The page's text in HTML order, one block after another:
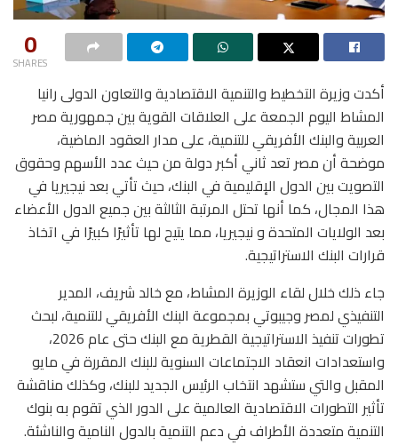
0
SHARES
أكدت وزيرة التخطيط والتنمية الاقتصادية والتعاون الدولى رانيا
المشاط اليوم الجمعة على العلاقات القوية بين جمهورية مصر
العربية والبنك الأفريقي للتنمية، على مدار العقود الماضية،
موضحة أن مصر تعد ثاني أكبر دولة من حيث عدد الأسهم وحقوق
التصويت بين الدول الإقليمية في البنك، حيث تأتي بعد نيجيريا في
هذا المجال، كما أنها تحتل المرتبة الثالثة بين جميع الدول الأعضاء
بعد الولايات المتحدة و نيجيريا، مما يتيح لها تأثيرًا كبيرًا في اتخاذ
قرارات البنك الاستراتيجية.
جاء ذلك خلال لقاء الوزيرة المشاط، مع خالد شريف، المدير
التنفيذي لمصر وجيبوتي بمجموعة البنك الأفريقي للتنمية، لبحث
تطورات تنفيذ الاستراتيجية القطرية مع البنك حتى عام 2026،
واستعدادات انعقاد الاجتماعات السنوية للبنك المقررة في مايو
المقبل والتي ستشهد انتخاب الرئيس الجديد للبنك، وكذلك مناقشة
تأثير التطورات الاقتصادية العالمية على الدور الذي تقوم به بنوك
التنمية متعددة الأطراف في دعم التنمية بالدول النامية والناشئة.